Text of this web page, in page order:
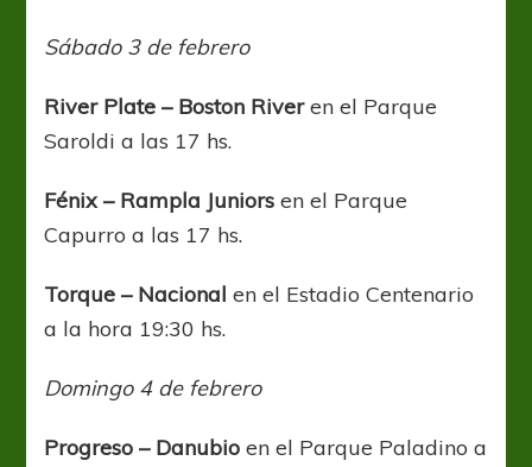
Sábado 3 de febrero
River Plate – Boston Riveren el Parque
Saroldi a las 17 hs.
Fénix – Rampla Juniors en el Parque
Capurro a las 17 hs.
Torque – Nacional en el Estadio Centenario
a la hora 19:30 hs.
Domingo 4 de febrero
Progreso – Danubio en el Parque Paladino a